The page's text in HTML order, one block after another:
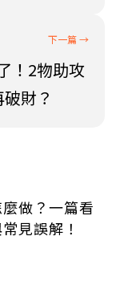
！2物助攻
財？
麼做？一篇看
見誤解！